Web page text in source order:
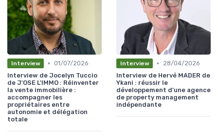
Interview • 01/07/2026
Interview de Jocelyn Tuccio
de J'OSE L'IMMO : Réinventer
la vente immobilière :
accompagner les
propriétaires entre
autonomie et délégation
totale
Interview •
28/04/2026
Interview de Hervé MADER de
Ykani : réussir le
développement d’une agence
de property management
indépendante